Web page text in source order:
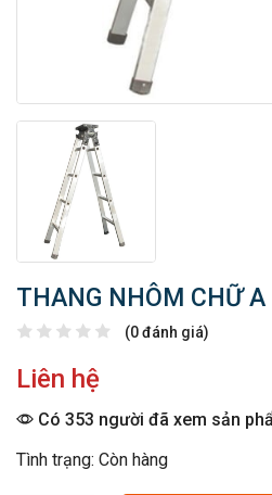
THANG NHÔM CHỮ
(0 đánh giá)
Liên hệ
Có 353 người đã xem sản
Tình trạng: Còn hàng